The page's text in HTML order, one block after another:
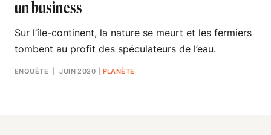
un business
Sur l’île-continent, la nature se meurt et les fermiers
tombent au profit des spéculateurs de l’eau.
ENQUÊTE | JUIN 2020 PLANÈTE